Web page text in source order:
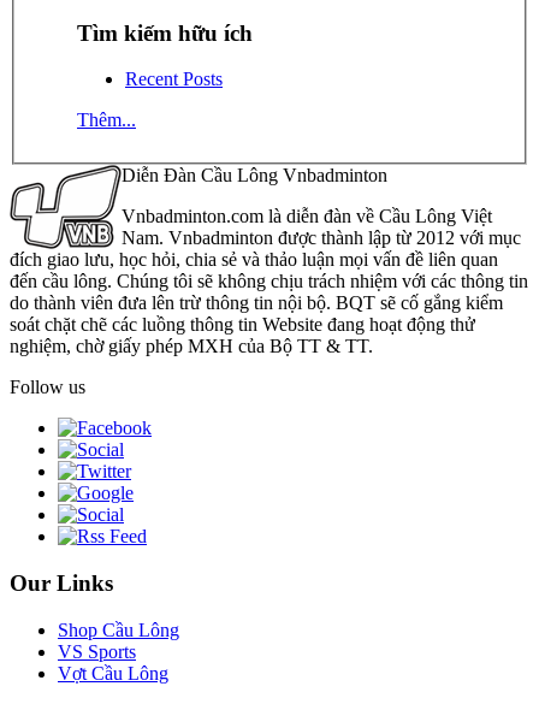
Tìm kiếm hữu ích
Recent Posts
Thêm...
Diễn Đàn Cầu Lông Vnbadminton
Vnbadminton.com là diễn đàn về Cầu Lông Việt
Nam. Vnbadminton được thành lập từ 2012 với mục
đích giao lưu, học hỏi, chia sẻ và thảo luận mọi vấn đề liên quan
đến cầu lông. Chúng tôi sẽ không chịu trách nhiệm với các thông tin
do thành viên đưa lên trừ thông tin nội bộ. BQT sẽ cố gắng kiểm
soát chặt chẽ các luồng thông tin Website đang hoạt động thử
nghiệm, chờ giấy phép MXH của Bộ TT & TT.
Follow us
Our Links
Shop Cầu Lông
VS Sports
Vợt Cầu Lông